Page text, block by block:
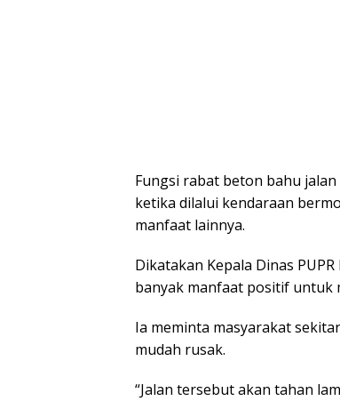
Fungsi rabat beton bahu
ketika dilalui kendaraan
manfaat lainnya.
Dikatakan Kepala Dinas
banyak manfaat positif untuk
Ia meminta masyarakat
mudah rusak.
“Jalan tersebut akan tahan